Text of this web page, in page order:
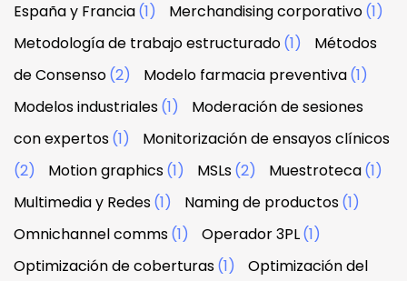
España y Francia(1) Merchandising corporativo(1)
Metodología de trabajo estructurado(1)
Métodos
de Consenso(2) Modelo farmacia preventiva(1)
Modelos industriales(1)
Moderación de sesiones
con expertos(1)
Monitorización de ensayos clínicos
(2)
Motion graphics(1) MSLs(2) Muestroteca(1)
Multimedia y Redes(1) Naming de productos(1)
Omnichannel comms(1) Operador 3PL(1)
Optimización de coberturas(1)
Optimización del